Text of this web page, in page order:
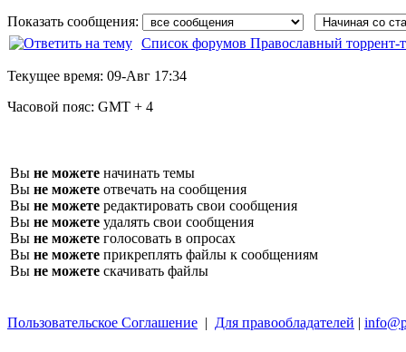
Показать сообщения:
Список форумов Православный торрент-
Текущее время: 09-Авг 17:34
Часовой пояс: GMT + 4
Вы не можете начинать темы
Вы не можете отвечать на сообщения
Вы не можете редактировать свои сообщения
Вы не можете удалять свои сообщения
Вы не можете голосовать в опросах
Вы не можете прикреплять файлы к сообщениям
Вы не можете скачивать файлы
Пользовательское Соглашение | Для правообладателей |